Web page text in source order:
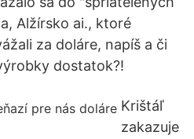
Alžírsko ai., ktoré
za doláre, napíš a či
dostatok?!
Krištáľ
zakazuje